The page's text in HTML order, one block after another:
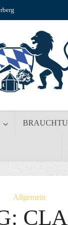
Allgemein